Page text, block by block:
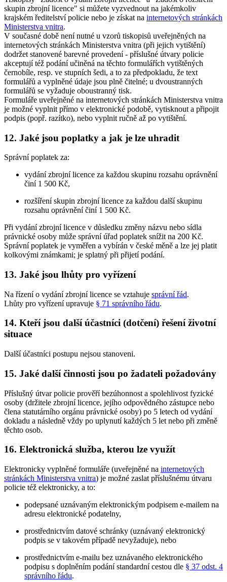
skupin zbrojní licence" si můžete vyzvednout na jakémkoliv
krajském ředitelství policie nebo je získat na internetových stránkách
Ministerstva vnitra.
V současné době není nutné u vzorů tiskopisů uveřejněných na
internetových stránkách Ministerstva vnitra (při jejich vytištění)
dodržet stanovené barevné provedení - příslušné útvary policie
akceptují též podání učiněná na těchto formulářích vytištěných
černobíle, resp. ve stupních šedi, a to za předpokladu, že text
formulářů a vyplněné údaje jsou plně čitelné; u dvoustranných
formulářů se vyžaduje oboustranný tisk.
Formuláře uveřejněné na internetových stránkách Ministerstva vnitra
je možné vyplnit přímo v elektronické podobě, vytisknout a připojit
podpis (popř. razítko), nebo vyplnit ručně až po vytištění.
12. Jaké jsou poplatky a jak je lze uhradit
Správní poplatek za:
vydání zbrojní licence za každou skupinu rozsahu oprávnění
činí 1 500 Kč,
rozšíření skupin zbrojní licence za každou další skupinu
rozsahu oprávnění činí 1 500 Kč.
Při vydání zbrojní licence v důsledku změny názvu nebo sídla
právnické osoby může správní úřad poplatek snížit na 200 Kč.
Správní poplatek je vyměřen a vybírán v české měně a lze jej platit
kolkovými známkami; je splatný při přijetí podání.
13. Jaké jsou lhůty pro vyřízení
Na řízení o vydání zbrojní licence se vztahuje správní řád.
Lhůty pro vyřízení upravuje § 71 správního řádu.
14. Kteří jsou další účastníci (dotčení) řešení životní
situace
Další účastníci postupu nejsou stanoveni.
15. Jaké další činnosti jsou po žadateli požadovány
Příslušný útvar policie prověří bezúhonnost a spolehlivost fyzické
osoby (držitele zbrojní licence, jejího odpovědného zástupce nebo
člena statutárního orgánu právnické osoby) po 5 letech od vydání
dokladu a následně vždy po uplynutí každých 5 let nebo při změně
těchto osob.
16. Elektronická služba, kterou lze využít
Elektronicky vyplněné formuláře (uveřejněné na internetových
stránkách Ministerstva vnitra) je možné zaslat příslušnému útvaru
policie též elektronicky, a to:
podepsané uznávaným elektronickým podpisem e-mailem na
adresu elektronické podatelny,
prostřednictvím datové schránky (uznávaný elektronický
podpis se v takovém případě nevyžaduje), nebo
prostřednictvím e-mailu bez uznávaného elektronického
podpisu s doplněním podání standardní cestou dle § 37 odst. 4
správního řádu.